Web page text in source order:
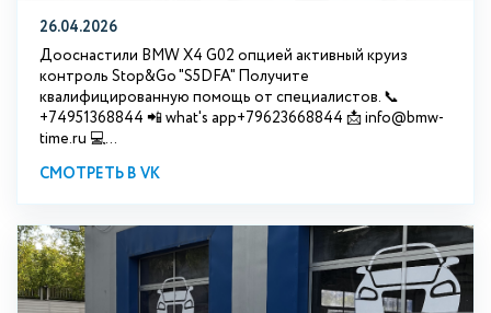
26.04.2026
Дооснастили BMW X4 G02 опцией активный круиз
контроль Stop&Go "S5DFA" Получите
квалифицированную помощь от специалистов. 📞
+74951368844 📲 what's app+79623668844 📩 info@bmw-
time.ru 💻...
СМОТРЕТЬ В VK